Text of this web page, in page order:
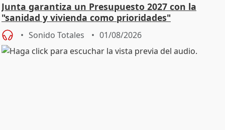
Junta garantiza un Presupuesto 2027 con la
"sanidad y vivienda como prioridades"
Sonido Totales 01/08/2026